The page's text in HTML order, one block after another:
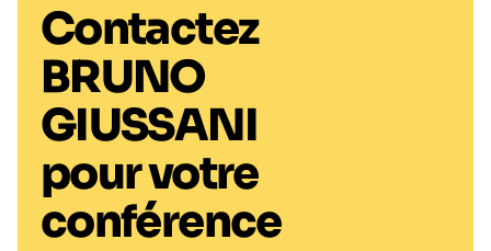
Contactez
BRUNO
GIUSSANI
pour votre
conférence